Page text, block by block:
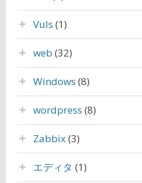
Vuls (1)
web (32)
Windows (8)
wordpress (8)
Zabbix(3)
エディタ (1)